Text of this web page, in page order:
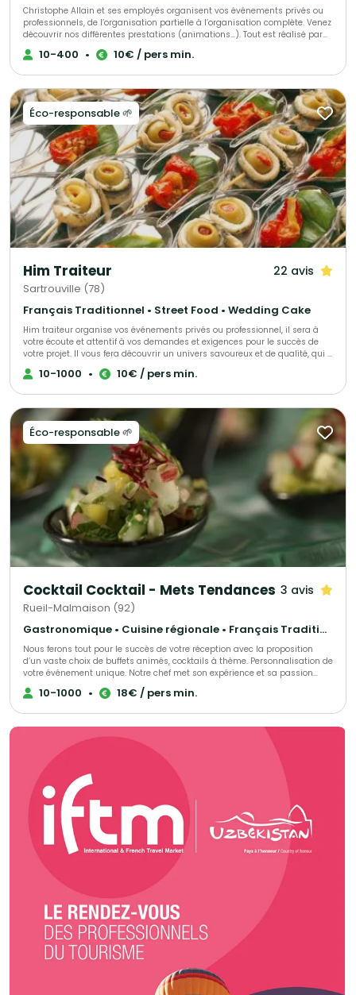
Christophe Allain et ses employés organisent vos événements privés ou
professionnels, de l’organisation partielle à l’organisation complète. Venez
découvrir nos différentes prestations (animations…). Tout est réalisé par
notre équipe.
10-400 • 10€ / pers min.
Éco-responsable 🌱
Him Traiteur 22 avis
Sartrouville (78)
Français Traditionnel • Street Food • Wedding Cake
Him traiteur organise vos événements privés ou professionnel, il sera à
votre écoute et attentif à vos demandes et exigences pour le succès de
votre projet. Il vous fera découvrir un univers savoureux et de qualité, qui a
déjà trouvé satisfaction pour de nombreux clients.
10-1000 • 10€ / pers min.
Éco-responsable 🌱
Cocktail Cocktail - Mets Tendances 3 avis
Rueil-Malmaison (92)
Gastronomique • Cuisine régionale • Français Traditionnel
Nous ferons tout pour le succès de votre réception avec la proposition
d’un vaste choix de buffets animés, cocktails à thème. Personnalisation de
votre événement unique. Notre chef met son expérience et sa passion
dans l’élaboration de votre événement, s’adaptant à chacun de vos
convives.
10-1000 • 18€ / pers min.